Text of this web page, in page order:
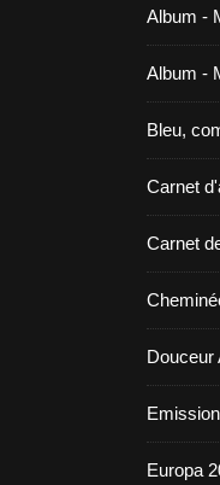
Album -
Album -
Bleu,
Carnet
Carnet
Douceur
Europa